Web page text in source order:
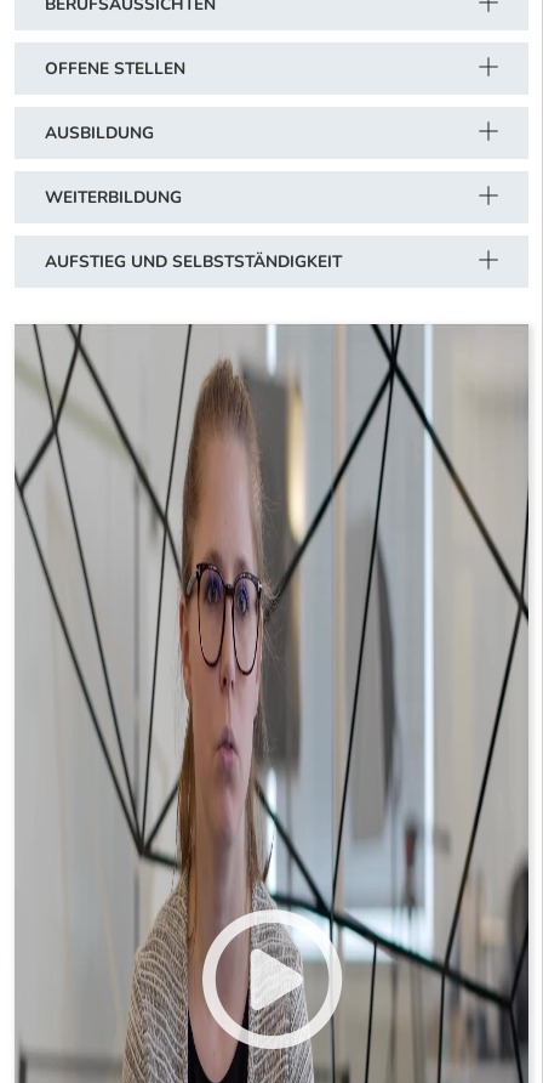
BERUFSAUSSICHTEN
OFFENE STELLEN
AUSBILDUNG
WEITERBILDUNG
AUFSTIEG UND SELBSTSTÄNDIGKEIT